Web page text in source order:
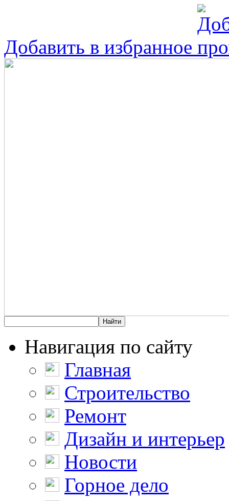
Добавить в избранное
Навигация по сайту
Главная
Строительство
Ремонт
Дизайн и интерьер
Новости
Горное дело